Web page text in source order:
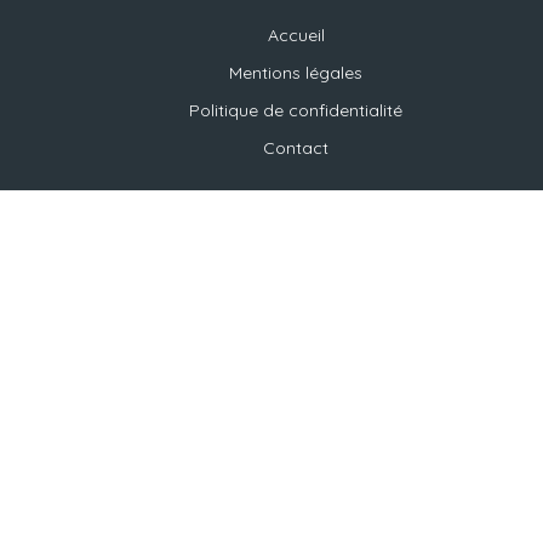
Accueil
Mentions légales
Politique de confidentialité
Contact